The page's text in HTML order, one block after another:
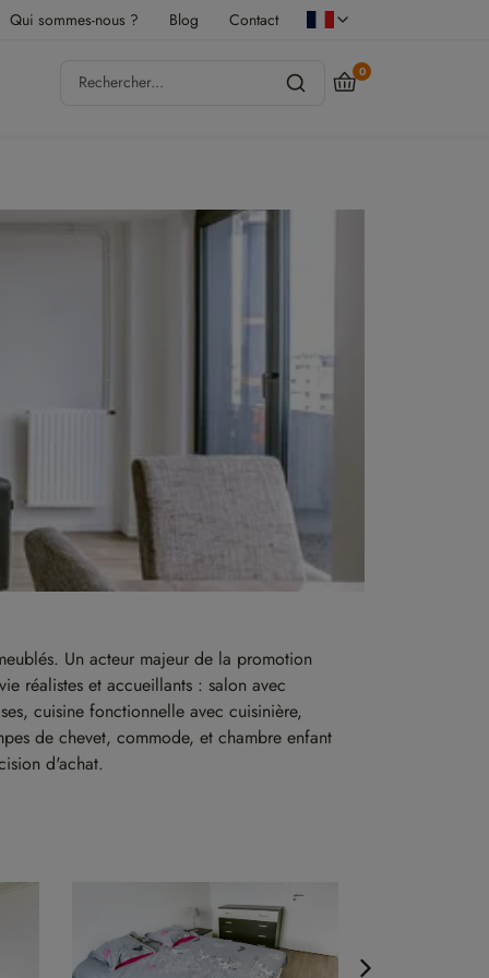
Qui sommes-nous ? Blog Contact
0
Un acteur majeur de la promotion
réalistes et accueillants : salon avec
cuisine fonctionnelle avec cuisinière,
de chevet, commode, et chambre enfant
d'achat.